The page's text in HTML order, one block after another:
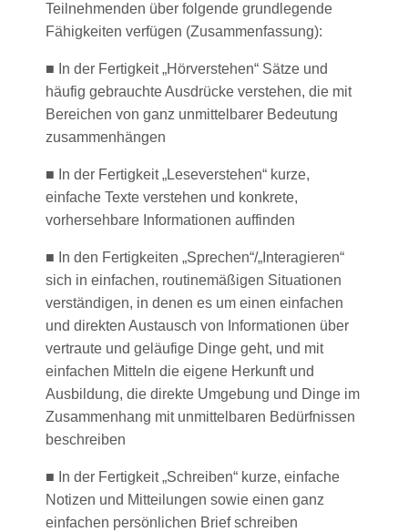
Teilnehmenden über folgende grundlegende
Fähigkeiten verfügen (Zusammenfassung):
■ In der Fertigkeit „Hörverstehen“ Sätze und
häufig gebrauchte Ausdrücke verstehen, die mit
Bereichen von ganz unmittelbarer Bedeutung
zusammenhängen
■ In der Fertigkeit „Leseverstehen“ kurze,
einfache Texte verstehen und konkrete,
vorhersehbare Informationen auffinden
■ In den Fertigkeiten „Sprechen“/„Interagieren“
sich in einfachen, routinemäßigen Situationen
verständigen, in denen es um einen einfachen
und direkten Austausch von Informationen über
vertraute und geläufige Dinge geht, und mit
einfachen Mitteln die eigene Herkunft und
Ausbildung, die direkte Umgebung und Dinge im
Zusammenhang mit unmittelbaren Bedürfnissen
beschreiben
■ In der Fertigkeit „Schreiben“ kurze, einfache
Notizen und Mitteilungen sowie einen ganz
einfachen persönlichen Brief schreiben